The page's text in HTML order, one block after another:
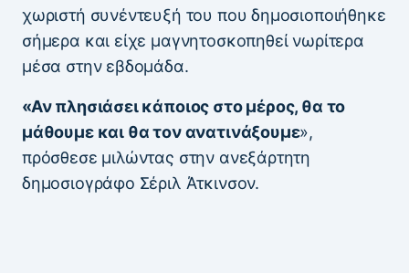
χωριστή συνέντευξή του που δημοσιοποιήθηκε
σήμερα και είχε μαγνητοσκοπηθεί νωρίτερα
μέσα στην εβδομάδα.
«Αν πλησιάσει κάποιος στο μέρος, θα το
μάθουμε και θα τον ανατινάξουμε»,
πρόσθεσε μιλώντας στην ανεξάρτητη
δημοσιογράφο Σέριλ Άτκινσον.